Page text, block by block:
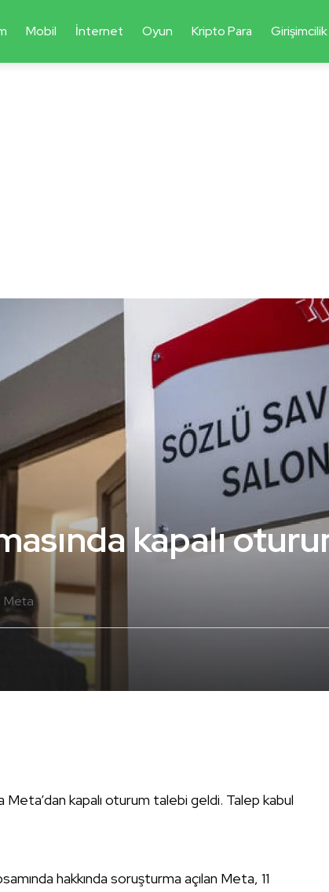
Mobil İnternet Oyun Kripto Para Girişimcilik
kapalı
Meta
kapalı oturum talebi geldi. Talep kabul
hakkında soruşturma açılan Meta, 11